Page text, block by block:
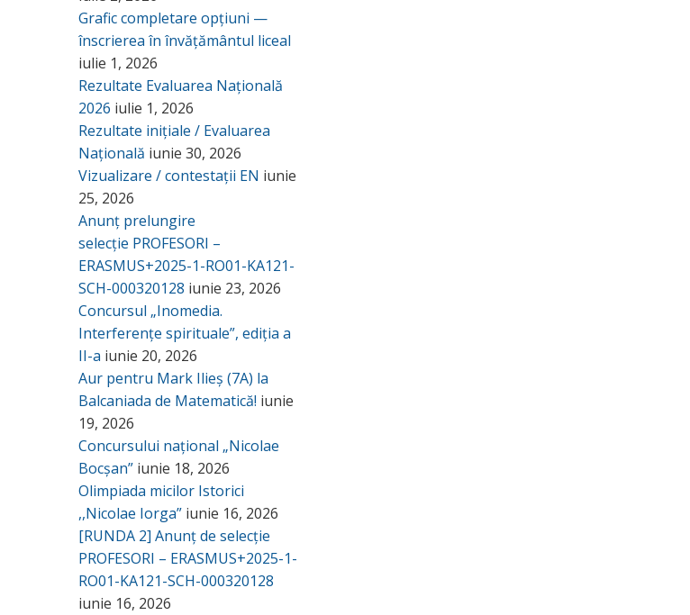
Grafic completare opțiuni —
înscrierea în învățământul liceal
iulie 1, 2026
Rezultate Evaluarea Națională
2026 iulie 1, 2026
Rezultate inițiale / Evaluarea
Națională iunie 30, 2026
Vizualizare / contestații EN iunie
25, 2026
Anunț prelungire
selecție PROFESORI –
ERASMUS+2025-1-RO01-KA121-
SCH-000320128 iunie 23, 2026
Concursul „Inomedia.
Interferențe spirituale”, ediția a
II-a iunie 20, 2026
Aur pentru Mark Ilieș (7A) la
Balcaniada de Matematică! iunie
19, 2026
Concursului național „Nicolae
Bocșan” iunie 18, 2026
Olimpiada micilor Istorici
,,Nicolae Iorga” iunie 16, 2026
[RUNDA 2] Anunț de selecție
PROFESORI – ERASMUS+2025-1-
RO01-KA121-SCH-000320128
iunie 16, 2026